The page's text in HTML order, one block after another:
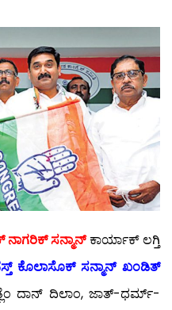
ನಾಗರಿಕ್ ಸನ್ಮಾನ್ಕಾರ್ಯಾಕ್ ಲಗ್ತಿ
ಕೊಲಾಸೊಕ್ ಸನ್ಮಾನ್ ಖಂಡಿತ್
ದಾನ್ ದಿಲಾಂ, ಜಾತ್-ಧರ್ಮ್-